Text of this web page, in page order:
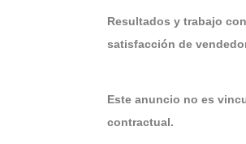
Resultados y trabajo
satisfacción de
Este anuncio no es
contractual.